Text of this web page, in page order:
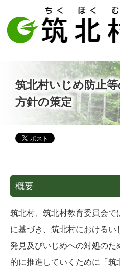
筑北村いじめ防止
方針の策定
概要
筑北村、筑北村教育委員会
に基づき、筑北村における
発見及びいじめへの対処の
的に推進していくために「